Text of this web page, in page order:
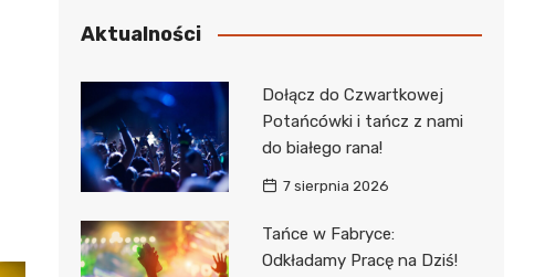
Urząd Skarbowy
Policja
Aktualności
Dołącz do Czwartkowej
Potańcówki i tańcz z nami
do białego rana!
7 sierpnia 2026
Tańce w Fabryce:
Odkładamy Pracę na Dziś!